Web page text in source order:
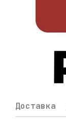
Доставка